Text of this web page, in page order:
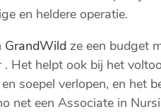
en heldere operatie.
GrandWild ze een budget
Het helpt ook bij het
soepel verlopen, en het
net een Associate in